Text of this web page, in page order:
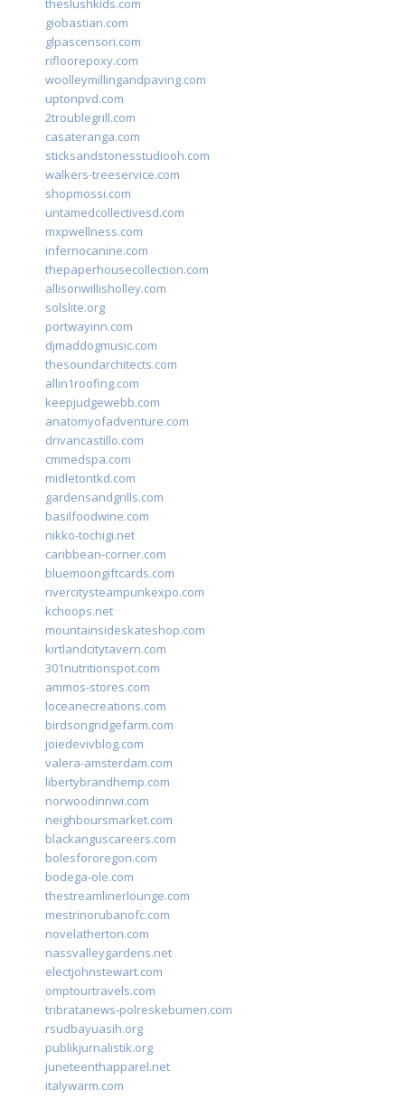
theslushkids.com
giobastian.com
glpascensori.com
rifloorepoxy.com
woolleymillingandpaving.com
uptonpvd.com
2troublegrill.com
casateranga.com
sticksandstonesstudiooh.com
walkers-treeservice.com
shopmossi.com
untamedcollectivesd.com
mxpwellness.com
infernocanine.com
thepaperhousecollection.com
allisonwillisholley.com
solslite.org
portwayinn.com
djmaddogmusic.com
thesoundarchitects.com
allin1roofing.com
keepjudgewebb.com
anatomyofadventure.com
drivancastillo.com
cmmedspa.com
midletontkd.com
gardensandgrills.com
basilfoodwine.com
nikko-tochigi.net
caribbean-corner.com
bluemoongiftcards.com
rivercitysteampunkexpo.com
kchoops.net
mountainsideskateshop.com
kirtlandcitytavern.com
301nutritionspot.com
ammos-stores.com
loceanecreations.com
birdsongridgefarm.com
joiedevivblog.com
valera-amsterdam.com
libertybrandhemp.com
norwoodinnwi.com
neighboursmarket.com
blackanguscareers.com
bolesfororegon.com
bodega-ole.com
thestreamlinerlounge.com
mestrinorubanofc.com
novelatherton.com
nassvalleygardens.net
electjohnstewart.com
omptourtravels.com
tribratanews-polreskebumen.com
rsudbayuasih.org
publikjurnalistik.org
juneteenthapparel.net
italywarm.com